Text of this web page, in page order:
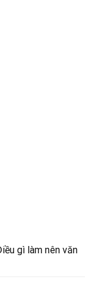
gì làm nên văn